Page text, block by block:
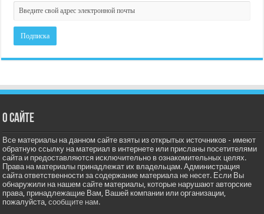
О сайте
Все материалы на данном сайте взяты из открытых источников - имеют
обратную ссылку на материал в интернете или присланы посетителями
сайта и предоставляются исключительно в ознакомительных целях.
Права на материалы принадлежат их владельцам. Администрация
сайта ответственности за содержание материала не несет. Если Вы
обнаружили на нашем сайте материалы, которые нарушают авторские
права, принадлежащие Вам, Вашей компании или организации,
пожалуйста,сообщите нам.